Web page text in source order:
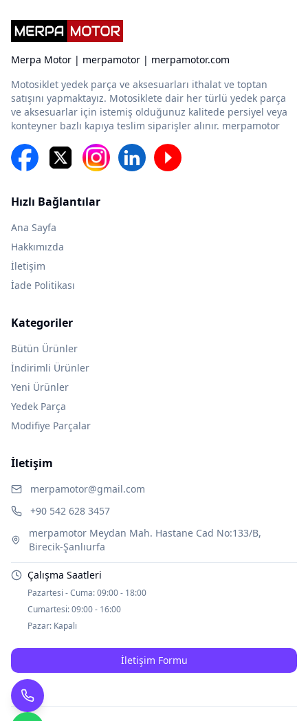
Merpa Motor | merpamotor | merpamotor.com
Motosiklet yedek parça ve aksesuarları ithalat ve toptan
satışını yapmaktayız. Motosiklete dair her türlü yedek parça
ve aksesuarlar için istemiş olduğunuz kalitede persiyel veya
konteyner bazlı kapıya teslim siparişler alınır. merpamotor
Hızlı Bağlantılar
Ana Sayfa
Hakkımızda
İletişim
İade Politikası
Kategoriler
Bütün Ürünler
İndirimli Ürünler
Yeni Ürünler
Yedek Parça
Modifiye Parçalar
İletişim
merpamotor@gmail.com
+90 542 628 3457
merpamotor Meydan Mah. Hastane Cad No:133/B,
Birecik-Şanlıurfa
Çalışma Saatleri
Pazartesi - Cuma:09:00 - 18:00
Cumartesi:09:00 - 16:00
Pazar: Kapalı
İletişim Formu